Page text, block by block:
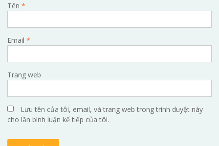
Tên *
Email *
Trang web
Lưu tên của tôi, email, và trang web trong trình duyệt này
cho lần bình luận kế tiếp của tôi.